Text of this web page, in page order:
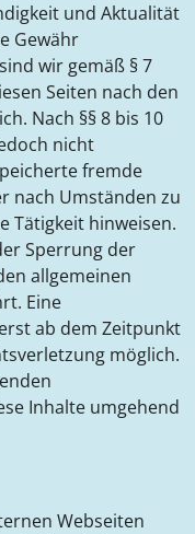
und Aktualität
Gewähr
wir gemäß § 7
Seiten nach den
Nach §§ 8 bis 10
nicht
fremde
nach Umständen zu
Tätigkeit hinweisen.
Sperrung der
allgemeinen
Eine
ab dem Zeitpunkt
möglich.
Inhalte umgehend
Webseiten